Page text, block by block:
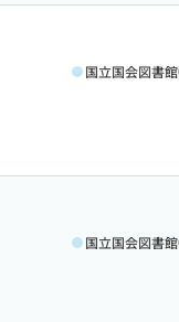
国立国会図書館
国立国会図書館